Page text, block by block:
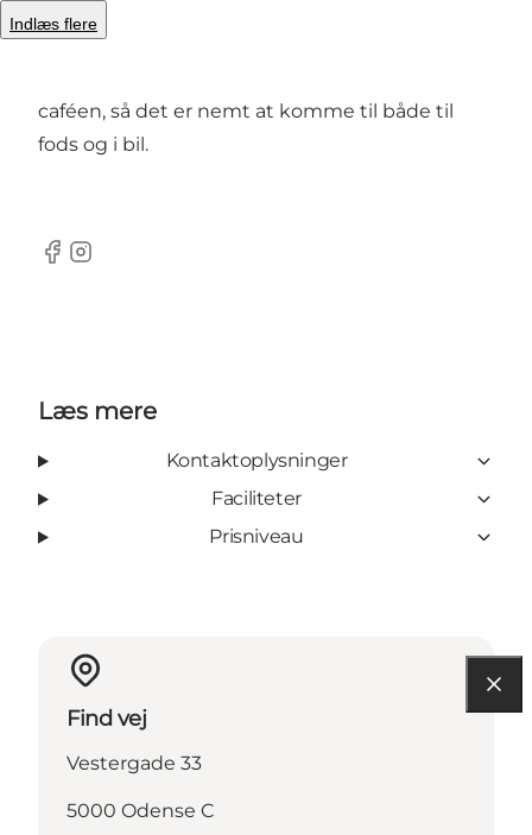
Indlæs flere
Jernbanegade, lige midt i Odense. Der er
caféen, så det er nemt at komme til både til
fods og i bil.
Facebook
Instagram
Læs mere
Kontaktoplysninger
Faciliteter
Prisniveau
Find vej
Vestergade 33
5000 Odense C